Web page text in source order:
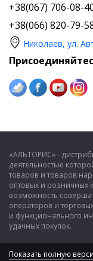
+38(067) 706-08-
+38(066) 820-79-
Николаев, ул.
«АЛЬТОРИС» -
деятельностью
товаров и товаров
оптовых и розничных
возможность
операторов и
и функционального
удачных покупок.
Показать полную